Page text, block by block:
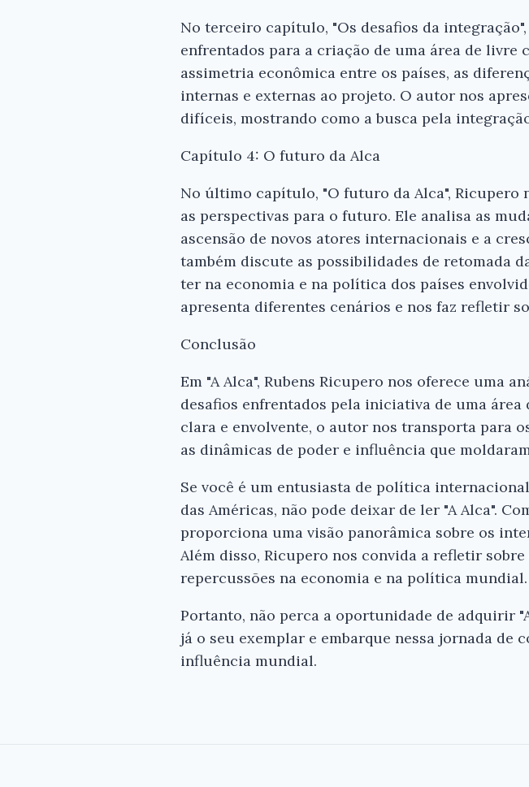
No terceiro capítulo, "Os desafios da
enfrentados para a criação de uma área de livre
assimetria econômica entre os países, as
internas e externas ao projeto. O autor nos
difíceis, mostrando como a busca pela
Capítulo 4: O futuro da Alca
No último capítulo, "O futuro da Alca", Ricupero
as perspectivas para o futuro. Ele analisa as
ascensão de novos atores internacionais e a
também discute as possibilidades de retomada
ter na economia e na política dos países
apresenta diferentes cenários e nos faz refletir
Conclusão
Em "A Alca", Rubens Ricupero nos oferece uma
desafios enfrentados pela iniciativa de uma
clara e envolvente, o autor nos transporta para
as dinâmicas de poder e influência que
Se você é um entusiasta de política
das Américas, não pode deixar de ler "A Alca".
proporciona uma visão panorâmica sobre os
Além disso, Ricupero nos convida a refletir
repercussões na economia e na política mundial.
Portanto, não perca a oportunidade de adquirir
já o seu exemplar e embarque nessa jornada de
influência mundial.